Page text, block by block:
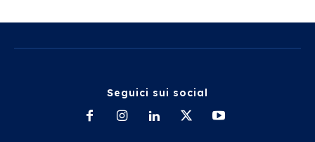
Seguici sui social